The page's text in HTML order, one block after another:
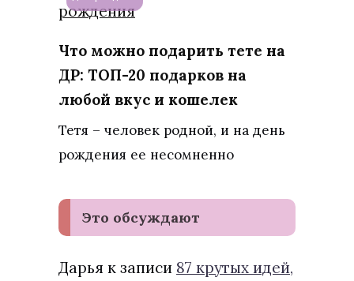
Что можно подарить тете на
ДР: ТОП-20 подарков на
любой вкус и кошелек
Тетя – человек родной, и на день
рождения ее несомненно
Это обсуждают
Дарья к записи 87 крутых идей,